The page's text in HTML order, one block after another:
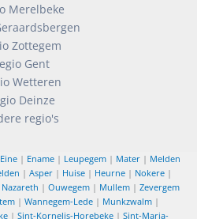
Merelbeke
Zottegem
Gent
Wetteren
Deinze
regio's
Eine | Ename | Leupegem | Mater | Melden
| Asper| Huise| Heurne| Nokere|
Nazareth | Ouwegem| Mullem| Zevergem
| Wannegem-Lede| Munkzwalm|
| Sint-Kornelis-Horebeke | Sint-Maria-